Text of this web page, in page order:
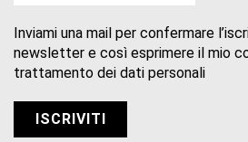
Inviami una mail per confermare
newsletter e così esprimere il mio
trattamento dei dati personali